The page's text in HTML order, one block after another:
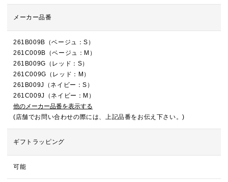
メーカー品番
261B009B（ベージュ：S）
261C009B（ベージュ：M）
261B009G（レッド：S）
261C009G（レッド：M）
261B009J（ネイビー：S）
261C009J（ネイビー：M）
他のメーカー品番を表示する
(店舗でお問い合わせの際には、上記品番をお伝え下さい。)
ギフトラッピング
可能